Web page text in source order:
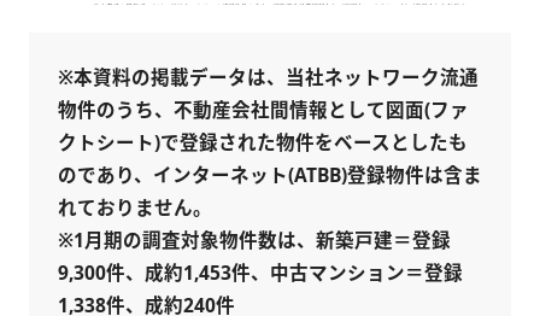
※本資料の掲載データは、当社ネットワーク流通
物件のうち、不動産会社間情報として図面(ファ
クトシート)で登録された物件をベースとしたも
のであり、インターネット(ATBB)登録物件は含ま
れておりません。
※1月期の調査対象物件数は、新築戸建＝登録
9,300件、成約1,453件、中古マンション＝登録
1,338件、成約240件